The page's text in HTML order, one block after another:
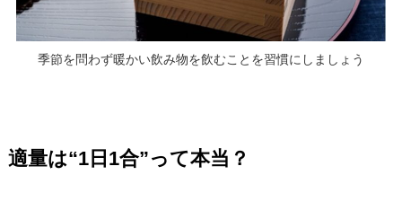
季節を問わず暖かい飲み物を飲むことを習慣にしましょう
適量は“1日1合”って本当？